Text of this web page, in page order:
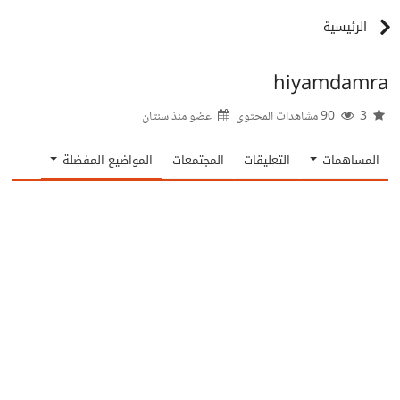
الرئيسية
hiyamdamra
عضو منذسنتان
المساهمات التعليقات المجتمعات المواضيع المفضلة